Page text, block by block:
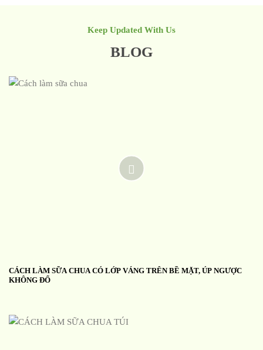
Keep Updated With Us
BLOG
CÁCH LÀM SỮA CHUA CÓ LỚP VÁNG TRÊN BỀ MẶT, ÚP NGƯỢC
KHÔNG ĐỔ